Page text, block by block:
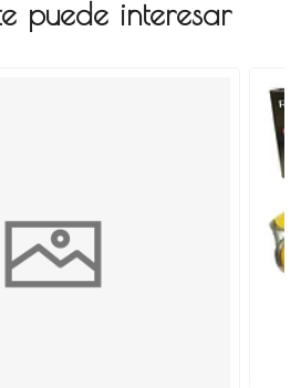
puede interesar